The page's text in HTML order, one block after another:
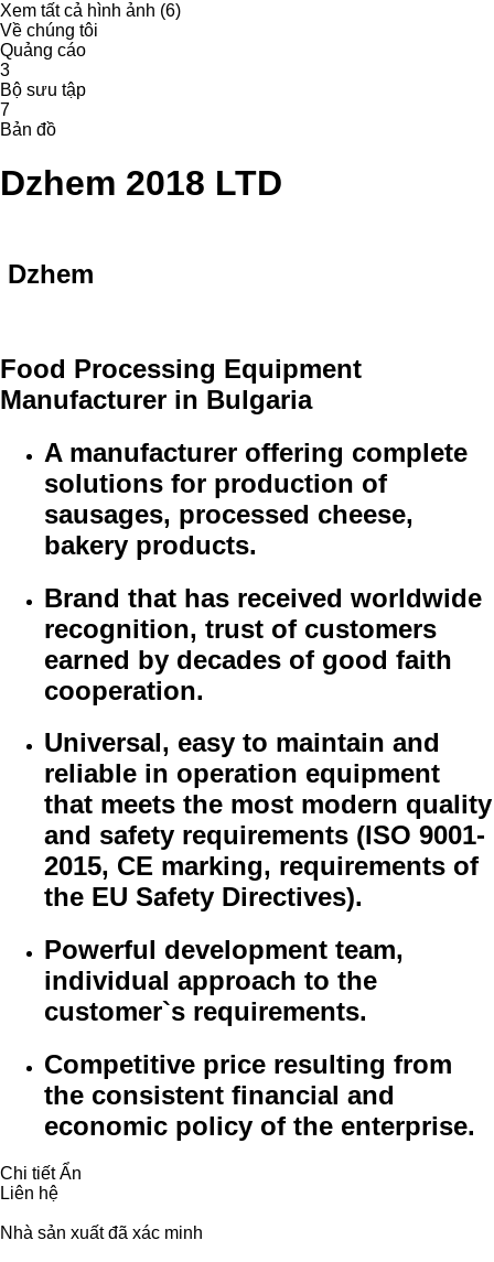
Xem tất cả hình ảnh (6)
Về chúng tôi
Quảng cáo
3
Bộ sưu tập
7
Bản đồ
Dzhem 2018 LTD
Dzhem
Food Processing Equipment
Manufacturer in Bulgaria
A manufacturer offering complete
solutions for production of
sausages, processed cheese,
bakery products.
Brand that has received worldwide
recognition, trust of customers
earned by decades of good faith
cooperation.
Universal, easy to maintain and
reliable in operation equipment
that meets the most modern quality
and safety requirements (ISO 9001-
2015, CE marking, requirements of
the EU Safety Directives).
Powerful development team,
individual approach to the
customer`s requirements.
Competitive price resulting from
the consistent financial and
economic policy of the enterprise.
Chi tiết Ẩn
Liên hệ
Nhà sản xuất đã xác minh